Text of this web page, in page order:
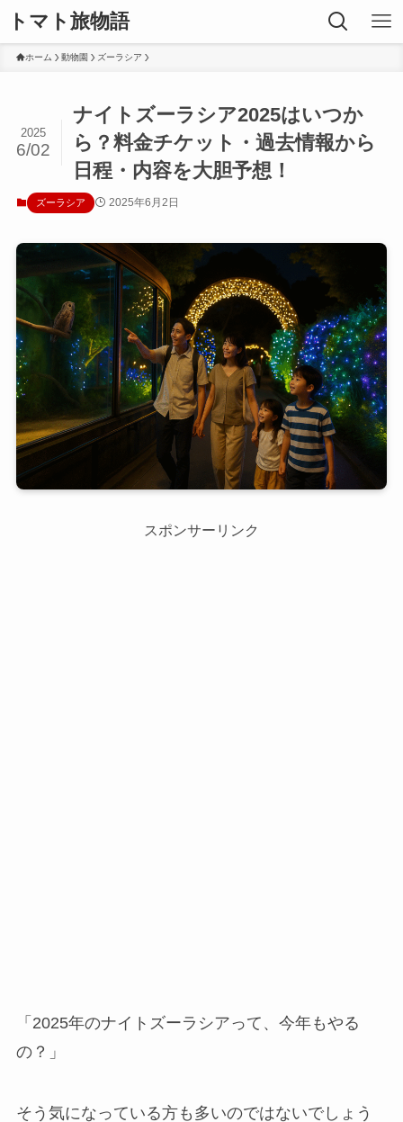
トマト旅物語
ホーム 動物園 ズーラシア
ナイトズーラシア2025はいつか
ら？料金チケット・過去情報から
日程・内容を大胆予想！
2025
6/02
ズーラシア 2025年6月2日
スポンサーリンク
「2025年のナイトズーラシアって、今年もやる
の？」
そう気になっている方も多いのではないでしょう